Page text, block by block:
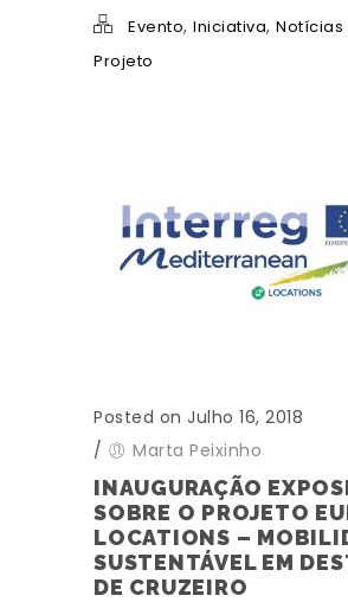
Evento, Iniciativa, Notícias
Projeto
Posted on Julho 16, 2018
/
Marta Peixinho
INAUGURAÇÃO
SOBRE O PROJETO
LOCATIONS –
SUSTENTÁVEL EM
DE CRUZEIRO